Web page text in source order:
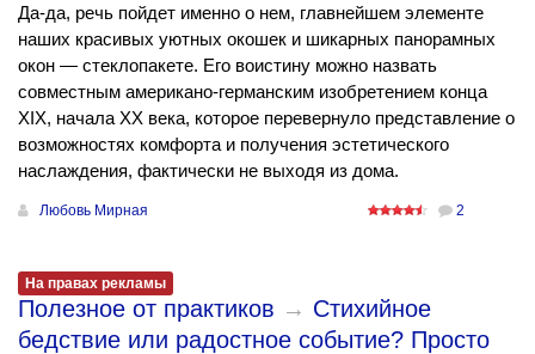
Да-да, речь пойдет именно о нем, главнейшем элементе
наших красивых уютных окошек и шикарных панорамных
окон — стеклопакете. Его воистину можно назвать
совместным американо-германским изобретением конца
XIX, начала ХХ века, которое перевернуло представление о
возможностях комфорта и получения эстетического
наслаждения, фактически не выходя из дома.
Любовь Мирная 2
На правах рекламы
Полезное от практиков → Стихийное
бедствие или радостное событие? Просто